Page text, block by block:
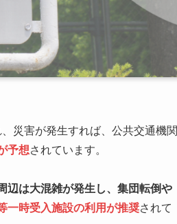
災害が発生すれば、公共交通機関
予想されています。
辺は大混雑が発生し、集団転倒や
一時受入施設の利用が推奨されて